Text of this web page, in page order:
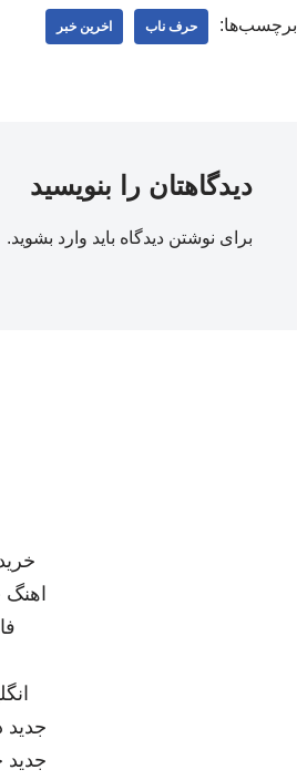
برچسب‌ها: حرف ناب اخرین خبر
دیدگاهتان را بنویسید
برای نوشتن دیدگاه باید وارد بشوید.
اهنگ
جدید
جدید